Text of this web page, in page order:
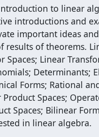
to linear
introductions and
important ideas
results of theorems.
Spaces; Linear
Determinants;
Forms; Rational
Spaces;
Spaces; Bilinear
in linear algebra.